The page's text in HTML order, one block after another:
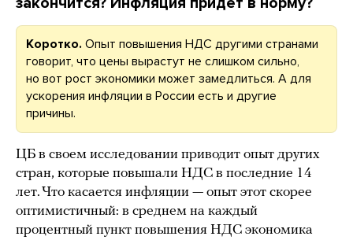
Коротко. Опыт повышения НДС другими странами
говорит, что цены вырастут не слишком сильно,
но вот рост экономики может замедлиться. А для
ускорения инфляции в России есть и другие
причины.
ЦБ в своем исследовании приводит опыт других
стран, которые повышали НДС в последние 14
лет. Что касается инфляции — опыт этот скорее
оптимистичный: в среднем на каждый
процентный пункт повышения НДС экономика